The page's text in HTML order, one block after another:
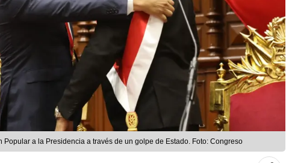
Popular a la Presidencia a través de un golpe de Estado. Foto: Congreso